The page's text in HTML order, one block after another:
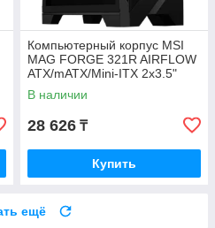
Компьютерный корпус MSI
MAG FORGE 321R AIRFLOW
ATX/mATX/Mini-ITX 2x3.5"
3x2.5" 1xUSB-С 2xUSB-A
В наличии
28 626 ₸
Купить
ещё